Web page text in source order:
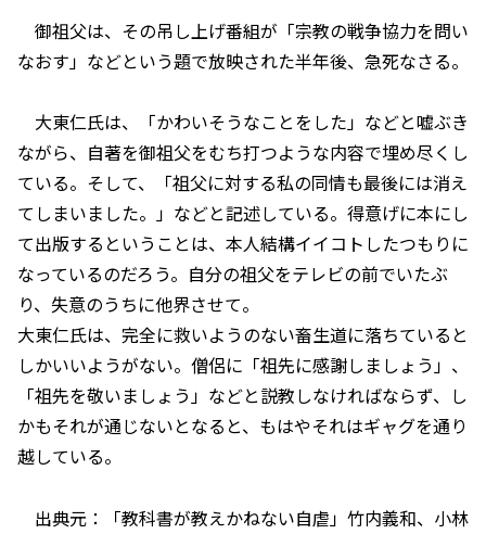
御祖父は、その吊し上げ番組が「宗教の戦争協力を問い
なおす」などという題で放映された半年後、急死なさる。
大東仁氏は、「かわいそうなことをした」などと嘘ぶき
ながら、自著を御祖父をむち打つような内容で埋め尽くし
ている。そして、「祖父に対する私の同情も最後には消え
てしまいました。」などと記述している。得意げに本にし
て出版するということは、本人結構イイコトしたつもりに
なっているのだろう。自分の祖父をテレビの前でいたぶ
り、失意のうちに他界させて。
大東仁氏は、完全に救いようのない畜生道に落ちていると
しかいいようがない。僧侶に「祖先に感謝しましょう」、
「祖先を敬いましょう」などと説教しなければならず、し
かもそれが通じないとなると、もはやそれはギャグを通り
越している。
出典元：「教科書が教えかねない自虐」竹内義和、小林